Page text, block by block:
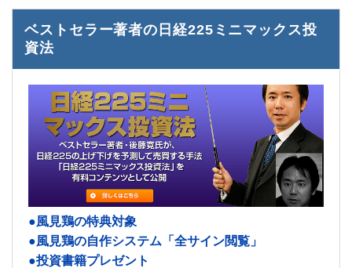
ベストセラー著者の日経225ミニマックス投
資法
●風見鶏の特典対象
●風見鶏の自作システム「全サイン閲覧」
●投資書籍プレゼント